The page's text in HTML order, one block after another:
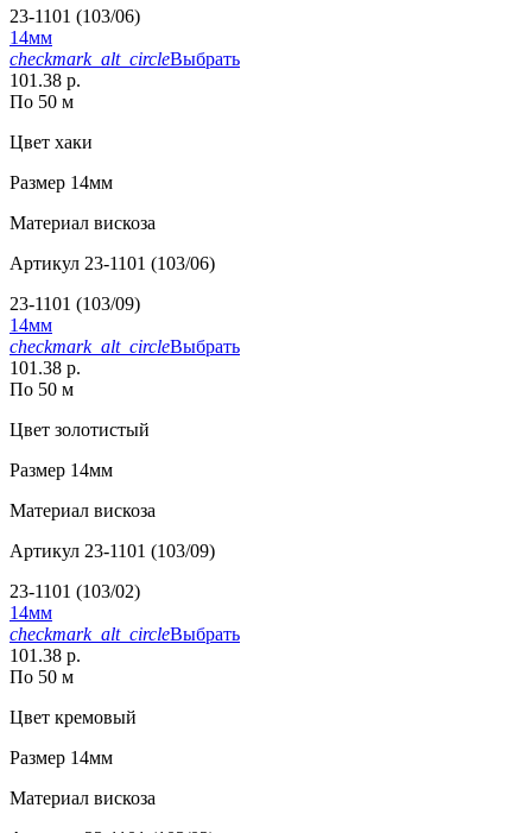
23-1101 (103/06)
14мм
checkmark_alt_circleВыбрать
101.38 р.
По 50 м
Цвет хаки
Размер 14мм
Материал вискоза
Артикул 23-1101 (103/06)
23-1101 (103/09)
14мм
checkmark_alt_circleВыбрать
101.38 р.
По 50 м
Цвет золотистый
Размер 14мм
Материал вискоза
Артикул 23-1101 (103/09)
23-1101 (103/02)
14мм
checkmark_alt_circleВыбрать
101.38 р.
По 50 м
Цвет кремовый
Размер 14мм
Материал вискоза